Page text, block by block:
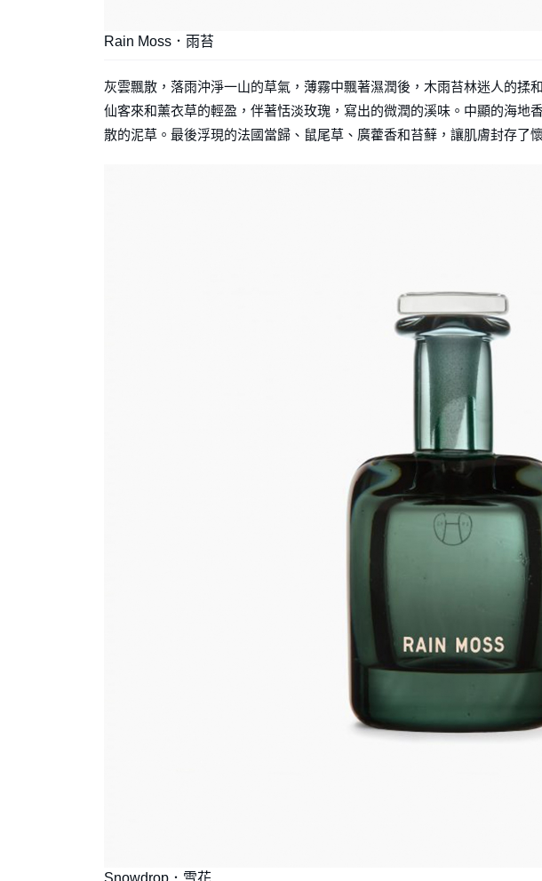
Rain Moss．雨苔
灰雲飄散，落雨沖淨一山的草氣，薄霧中飄著濕潤後，木雨苔林迷人的揉
仙客來和薰衣草的輕盈，伴著恬淡玫瑰，寫出的微潤的溪味。中顯的海地
散的泥草。最後浮現的法國當歸、鼠尾草、廣藿香和苔蘚，讓肌膚封存了
Snowdrop．雪花